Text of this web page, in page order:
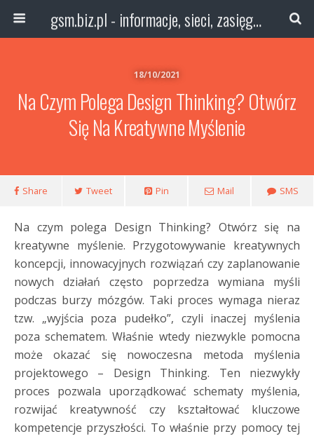
gsm.biz.pl - informacje, sieci, zasięg technologie
18/10/2021
Na Czym Polega Design Thinking? Otwórz
Się Na Kreatywne Myślenie
Share Tweet Pin Mail SMS
Na czym polega Design Thinking? Otwórz się na
kreatywne myślenie. Przygotowywanie kreatywnych
koncepcji, innowacyjnych rozwiązań czy zaplanowanie
nowych działań często poprzedza wymiana myśli
podczas burzy mózgów. Taki proces wymaga nieraz
tzw. „wyjścia poza pudełko”, czyli inaczej myślenia
poza schematem. Właśnie wtedy niezwykle pomocna
może okazać się nowoczesna metoda myślenia
projektowego – Design Thinking. Ten niezwykły
proces pozwala uporządkować schematy myślenia,
rozwijać kreatywność czy kształtować kluczowe
kompetencje przyszłości. To właśnie przy pomocy tej